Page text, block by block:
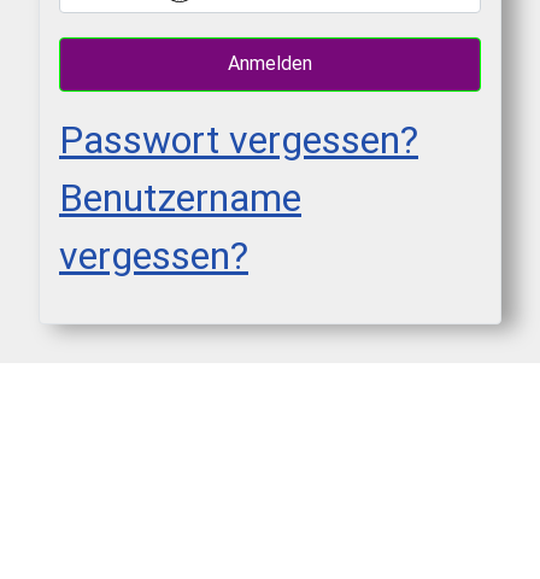
Anmelden
Passwort vergessen?
Benutzername
vergessen?